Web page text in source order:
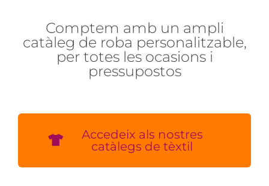
Comptem amb un ampli
catàleg de roba personalitzable,
per totes les ocasions i
pressupostos
Accedeix als nostres
catàlegs de tèxtil